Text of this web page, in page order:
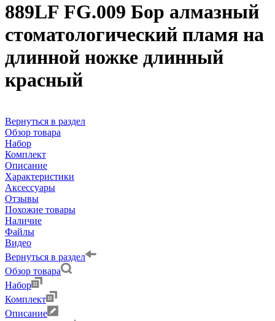
889LF FG.009 Бор алмазный
стоматологический пламя на
длинной ножке длинный
красный
Вернуться в раздел
Обзор товара
Набор
Комплект
Описание
Характеристики
Аксессуары
Отзывы
Похожие товары
Наличие
Файлы
Видео
Вернуться в раздел
Обзор товара
Набор
Комплект
Описание